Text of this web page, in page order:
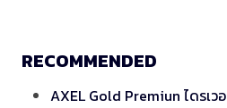
RECOMMENDED
AXEL Gold Premiun ไดรเว